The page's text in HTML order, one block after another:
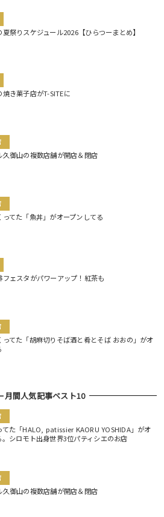
祭りスケジュール2026【ひらつーまとめ】
焼き菓子店がT-SITEに
久御山の複数店舗が開店＆閉店
てた「魚丼」がオープンしてる
フェスタがパワーアップ！紅茶も
ってた「胡麻切りそば酒と肴とそば おおの」がオ
月間人気記事ベスト10
てた「HALO, patissier KAORU YOSHIDA」がオ
。シロモト出身世界3位パティシエのお店
久御山の複数店舗が開店＆閉店